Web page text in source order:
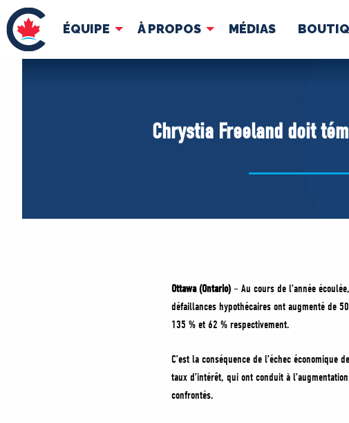
ÉQUIPE À PROPOS MÉDIAS
ÉQUIPE
Vos députés conservateurs
À
Chrystia Freeland doit
Ottawa (Ontario) – Au cours de l’année
défaillances hypothécaires ont augmenté de
135 % et 62 % respectivement.
C’est la conséquence de l’échec
taux d’intérêt, qui ont conduit à
confrontés.